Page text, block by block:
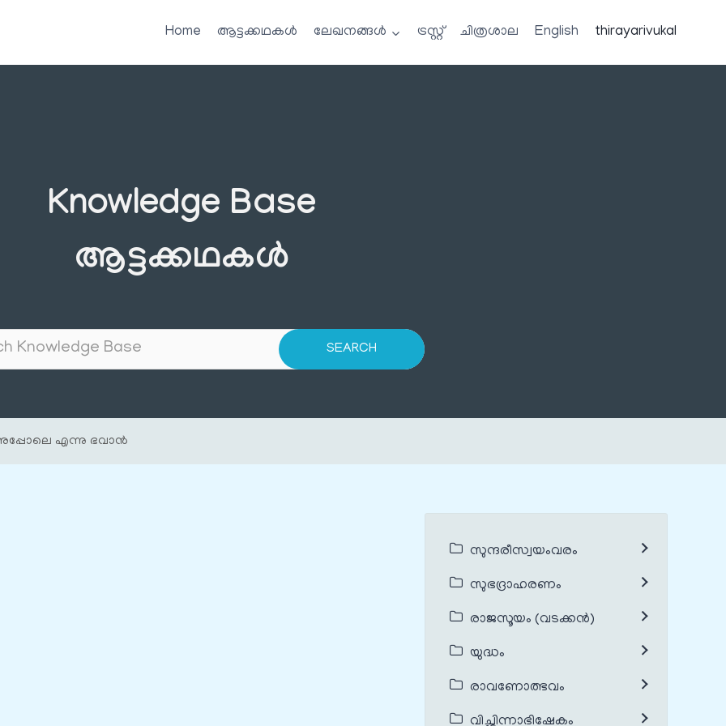
Home ആട്ടക്കഥകൾ ലേഖനങ്ങൾ ട്രസ്റ്റ് ചിത്രശാല English thirayarivukal
Knowledge Base
ആട്ടക്കഥകൾ
എന്നു ഭവാൻ
സുന്ദരീസ്വയംവരം
സുഭദ്രാഹരണം
രാജസൂയം (വടക്കൻ)
യുദ്ധം
രാവണോത്ഭവം
വിച്ഛിന്നാഭിഷേകം